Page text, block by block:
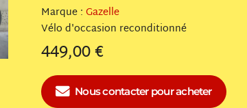
Marque :Gazelle
Vélo
reconditionné
449,00 €
Nous contacterpour acheter